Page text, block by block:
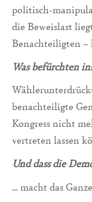
politisch-
die Beweislast
Benachteiligten –
Was befürchten
benachteiligte
Kongress nicht
vertreten lassen
Und dass die
… macht das